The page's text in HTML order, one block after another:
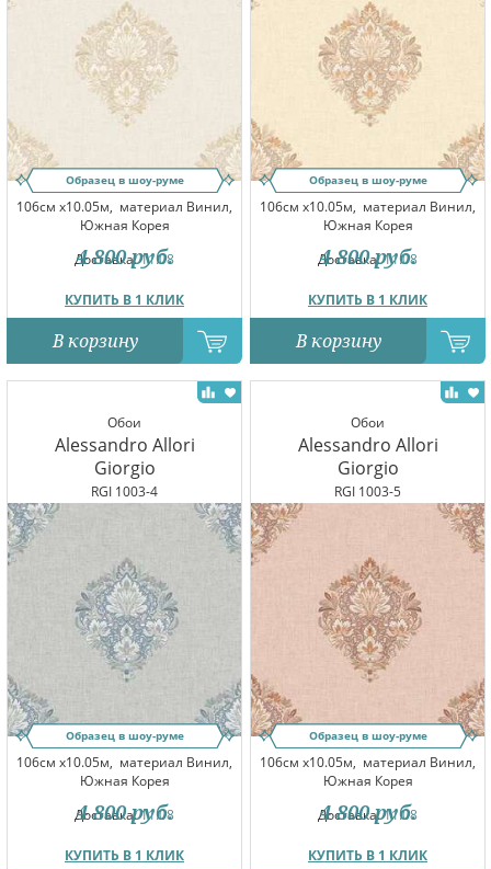
Образец в шоу-руме
106см x10.05м, материал Винил,
Южная Корея
Доставка:11.08
КУПИТЬ В 1 КЛИК
4 800 руб.
В корзину
Образец в шоу-руме
106см x10.05м, материал Винил,
Южная Корея
Доставка:11.08
КУПИТЬ В 1 КЛИК
4 800 руб.
В корзину
Обои
Alessandro Allori
Giorgio
RGI 1003-4
Образец в шоу-руме
106см x10.05м, материал Винил,
Южная Корея
Доставка:11.08
КУПИТЬ В 1 КЛИК
4 800 руб.
Обои
Alessandro Allori
Giorgio
RGI 1003-5
Образец в шоу-руме
106см x10.05м, материал Винил,
Южная Корея
Доставка:11.08
КУПИТЬ В 1 КЛИК
4 800 руб.